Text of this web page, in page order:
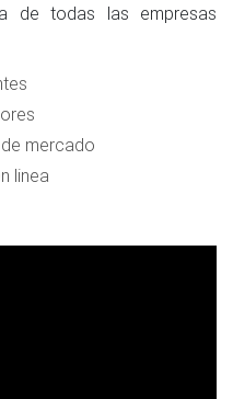
de todas las empresas
mercado
linea